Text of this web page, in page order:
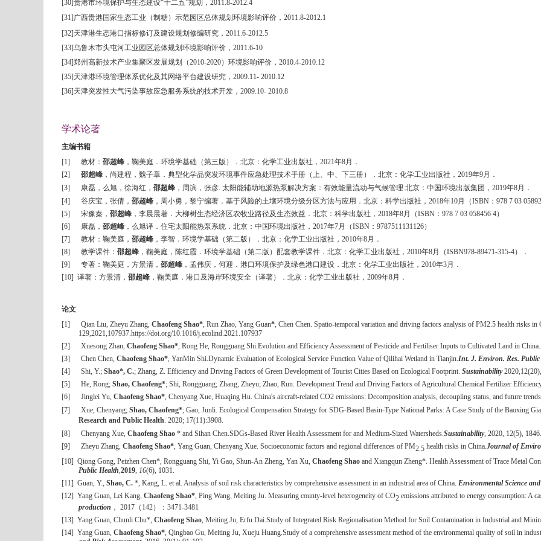
[30]贵港市环境保护与生态建设“十二五”规划， 2011.8-2012.4
[31]广西贵港国家生态工业（制糖）示范园区总体规划环境影响评价， 2011.8-2012.1
[32]天津港生态港口指标修订及建设规划修编研究 ， 2011.6-2012.5
[33]乌鲁木市头屯河工业园区总体规划环境影响评价， 2011.6-10
[34]郑州高新技术产业集聚区发展规划（2010-2020）环境影响评价， 2010.4-2010.12
[35]天津港环境管理体系优化及其网络平台建设研究， 2009.11- 2010.12
[36]天津突发性大气污染事故应急服务系统的技术开发， 2009.10- 2010.8
学术论著
主编书籍
[1]
教材： 邵超峰 ，鞠美庭 ．环境学基础（第三版）．北京：化学工业出版社， 2021年8月．
[2]
邵超峰 ，尚建程，魏子章．典型化学品突发环境事件应急处理技术手册（上、中、下三册）．北京：化学工业出版社， 2019年9月．
[3]
康磊，么旭，徐海红， 邵超峰 ，周滨，张彦. 太阳能辅助地源热泵解决方案：有效能量流动与气候管理.北京： 中国环境出版集团 ， 2019年8月．
[4]
谷庆宝，张倩， 邵超峰 ，周小勇，黎宁编著 ．基于风险的土壤环境分级分区方法与应用．北京：科学出版社， 2018年10月（ISBN ： 978 7 03
[5]
宋豫秦， 邵超峰 ，李晨晨著 ．大柳树生态经济区农牧业路径及生态效益．北京：科学出版社， 2018年8月（ISBN ： 978 7 03 058456 4）
[6]
康磊， 邵超峰 ，么旭译 ．住宅太阳能热泵系统．北京：中国环境出版社， 2017年7月（ISBN ： 9787511131126）
[7]
教材：鞠美庭， 邵超峰 ，李智 ．环境学基础（第二版）．北京：化学工业出版社， 2010年8月．
[8]
教学课件： 邵超峰 ，鞠美庭，陈红霞．环境学基础（第二版）配套教学课件．北京：化学工业出版社， 2010年8月（ISBN978-89471-315-4）．
[9]
专著：鞠美庭，方景清， 邵超峰 ，孟伟庆，何迎．港口环境保护及绿色港口建设．北京：化学工业出版社， 2010年3月．
[10] 译著：方景清， 邵超峰 ，鞠美庭．港口及海岸环境安全（译著）．北京：化学工业出版社， 2009年8月．
论文
[1]
Qian Liu, Zheyu Zhang, Chaofeng Shao*, Run Zhao, Yang Guan*, Chen Chen. Spatio-temporal variation and driving factors analysis of PM2.5 health risks in
129,2021,107937.https://doi.org/10.1016/j.ecolind.2021.107937
[2]
Xuesong Zhan, Chaofeng Shao*, Rong He, Rongguang Shi.Evolution and Efficiency Assessment of Pesticide and Fertiliser Inputs to Cultivated Land in China.
[3]
Chen Chen, Chaofeng Shao*, YanMin Shi.Dynamic Evaluation of Ecological Service Function Value of Qilihai Wetland in Tianjin.Int. J. Environ. Res. Public
[4]
Shi, Y.; Shao*, C.; Zhang, Z. Efficiency and Driving Factors of Green Development of Tourist Cities Based on Ecological Footprint. Sustainability2020,
[5]
He, Rong; Shao, Chaofeng*; Shi, Rongguang; Zhang, Zheyu; Zhao, Run. Development Trend and Driving Factors of Agricultural Chemical Fertilizer
[6]
Jinglei Yu, Chaofeng Shao*, Chenyang Xue, Huaqing Hu. China's aircraft-related CO2 emissions: Decomposition analysis, decoupling status, and future
[7]
Xue, Chenyang; Shao, Chaofeng*; Gao, Junli. Ecological Compensation Strategy for SDG-Based Basin-Type National Parks: A Case Study of the Baoxing
Research and Public Health. 2020; 17(11):3908.
[8]
Chenyang Xue, Chaofeng Shao * and Sihan Chen.SDGs-Based River Health Assessment for and Medium-Sized Watersheds.Sustainability, 2020, 12(5), 1846.
[9]
Zheyu Zhang, Chaofeng Shao*, Yang Guan, Chenyang Xue. Socioeconomic factors and regional differences of PM2.5 health risks in China.Journal of
[10] Qiong Gong, Peizhen Chen*, Rongguang Shi, Yi Gao, Shun-An Zheng, Yan Xu, Chaofeng Shao and Xiangqun Zheng*. Health Assessment of Trace Metal
Public Health,2019, 16(6), 1031.
[11] Guan, Y., Shao, C. *, Kang, L. et al. Analysis of soil risk characteristics by comprehensive assessment in an industrial area of China. Environmental Science
[12] Yang Guan, Lei Kang, Chaofeng Shao*, Ping Wang, Meiting Ju. Measuring county-level heterogeneity of CO2 emissions attributed to energy consumption: A
production ， 2017 （ 142）： 3471-3481
[13] Yang Guan, Chunli Chu*, Chaofeng Shao , Meiting Ju, Erfu Dai. Study of Integrated Risk Regionalisation Method for Soil Contamination in Industrial and
[14] Yang Guan, Chaofeng Shao* , Qingbao Gu, Meiting Ju, Xueju Huang. Study of a comprehensive assessment method of the environmental quality of soil in